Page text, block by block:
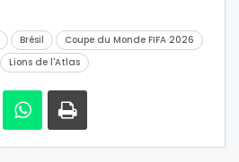
Brésil
Coupe du Monde FIFA 2026
Lions de l'Atlas